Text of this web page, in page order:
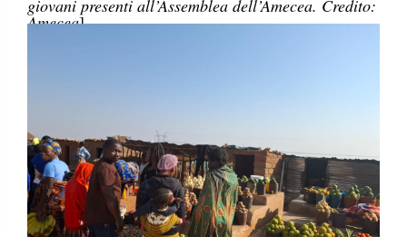
giovani presenti all’Assemblea dell’Amecea. Credito:
Amecea]